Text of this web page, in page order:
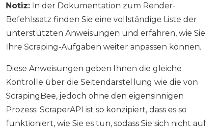
Notiz: In der Dokumentation zum Render-
Befehlssatz finden Sie eine vollständige Liste der
unterstützten Anweisungen und erfahren, wie Sie
Ihre Scraping-Aufgaben weiter anpassen können.
Diese Anweisungen geben Ihnen die gleiche
Kontrolle über die Seitendarstellung wie die von
ScrapingBee, jedoch ohne den eigensinnigen
Prozess. ScraperAPI ist so konzipiert, dass es so
funktioniert, wie Sie es tun, sodass Sie sich nicht auf